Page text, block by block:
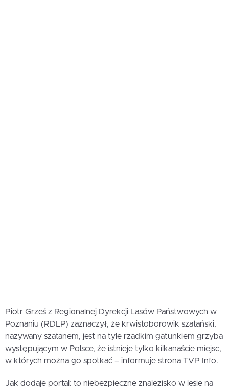
Piotr Grześ z Regionalnej Dyrekcji Lasów Państwowych w
Poznaniu (RDLP) zaznaczył, że krwistoborowik szatański,
nazywany szatanem, jest na tyle rzadkim gatunkiem grzyba
występującym w Polsce, że istnieje tylko kilkanaście miejsc,
w których można go spotkać – informuje strona TVP Info.
Jak dodaje portal: to niebezpieczne znalezisko w lesie na